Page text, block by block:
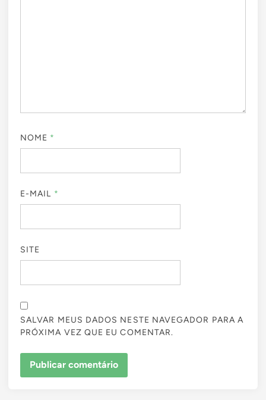
NOME *
E-MAIL *
SITE
SALVAR MEUS DADOS NESTE NAVEGADOR PARA A
PRÓXIMA VEZ QUE EU COMENTAR.